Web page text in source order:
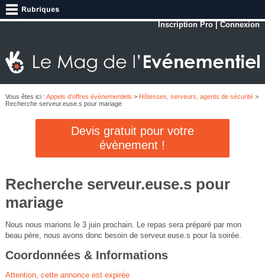
Inscription Pro |Connexion
Vous êtes ici : Appels d'offres évènementiels > Hôtesses, serveurs, agents de sécurité>
Recherche serveur.euse.s pour mariage
Devis gratuit pour votre
évènement !
Recherche serveur.euse.s pour
mariage
Nous nous marions le 3 juin prochain. Le repas sera préparé par mon
beau père, nous avons donc besoin de serveur.euse.s pour la soirée.
Coordonnées & Informations
Attention, cette annonce est expirée